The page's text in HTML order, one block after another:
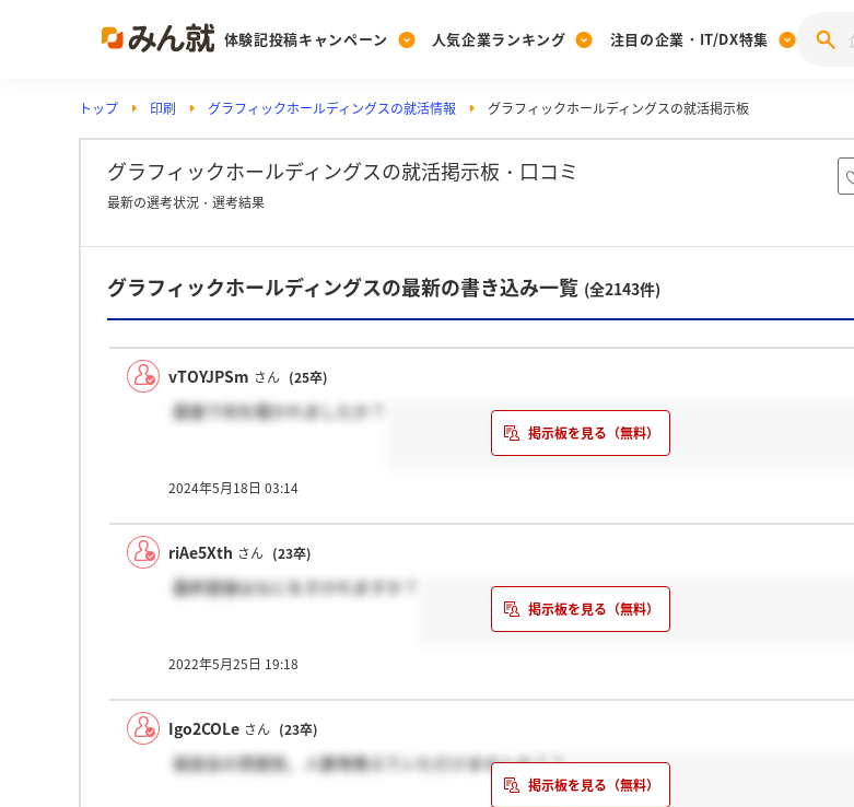
体験記投稿キャンペーン
Post
投稿する
[27卒] 本選考体験記投稿キャンペーン
人気企業ランキング
Ranking
ランキングを見る
Vote
投票する
注目の企業・IT/DX特集
PickUp
注目の企業特集
動画で知ろう！業界・企業研究
トップ 印刷 グラフィックホールディングスの就活情報 グラフィックホールディングスの就活掲示板
グラフィックホールディングスの就活掲示板・口コミ
最新の選考状況・選考結果
グラフィックホールディングスの最新の書き込み一覧 (全2143件)
vTOYJPSm さん (25卒)
面接で何を聞かれましたか？
2024年5月18日 03:14
riAe5Xth さん (23卒)
最終面接はなにをきかれますか？
2022年5月25日 19:18
Igo2COLe さん (23卒)
座談会の雰囲気、人数等教えていただけませんか？？